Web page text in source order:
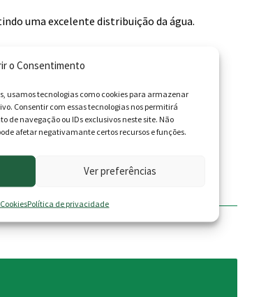
o Consentimento
usamos tecnologias como cookies para armazenar
Consentir com essas tecnologias nos permitirá
de navegação ou IDs exclusivos neste site. Não
afetar negativamante certos recursos e funções.
Ver preferências
Política de privacidade
uma excelente distribuição da água.